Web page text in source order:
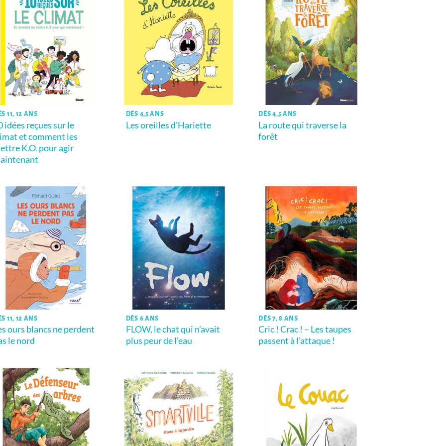
11, 12 ANS
idées reçues sur le
et comment les
K.O. pour agir
DÈS 4,5 ANS
Les oreilles d’Hariette
DÈS 4,5 ANS
La route qui traverse la
forêt
11, 12 ANS
ours blancs ne perdent
le nord
DÈS 6 ANS
FLOW, le chat qui n’avait
plus peur de l’eau
DÈS 7, 8 ANS
Cric ! Crac ! – Les taupes
passent à l’attaque !